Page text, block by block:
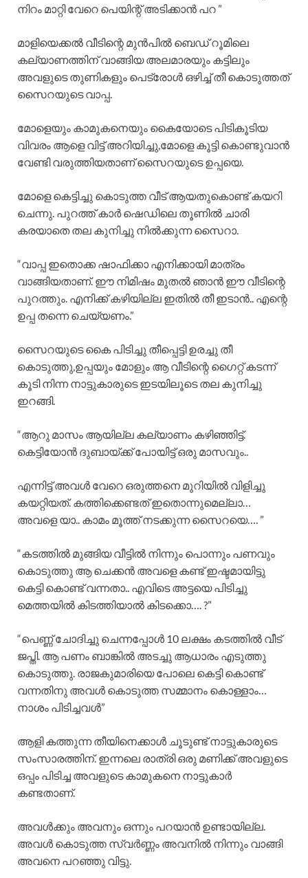
നിറം മാറ്റി വേറെ പെയിന്റ് അടിക്കാൻ പറ ”
മാളിയെക്കൽ വീടിന്റെ മുൻപിൽ ബെഡ് റൂമിലെ
കല്യാണത്തിന് വാങ്ങിയ അലമാരയും കട്ടിലും
അവളുടെ തുണികളും പെട്രോൾ ഒഴിച്ച് തീ കൊടുത്തത്
സൈറയുടെ വാപ്പ.
മോളെയും കാമുകനെയും കൈയോടെ പിടികൂടിയ
വിവരം ആളെ വിട്ട് അറിയിച്ചു,മോളെ കൂട്ടി കൊണ്ടുവാൻ
വേണ്ടി വരുത്തിയതാണ് സൈറയുടെ ഉപ്പയെ.
മോളെ കെട്ടിച്ചു കൊടുത്ത വീട് ആയതുകൊണ്ട് കയറി
ചെന്നു. പുറത്ത് കാർ ഷെഡിലെ തൂണിൽ ചാരി
കരയാതെ തല കുനിച്ചു നിൽക്കുന്ന സൈറാ.
“വാപ്പ ഇതൊക്ക ഷാഫിക്കാ എനിക്കായി മാത്രം
വാങ്ങിയതാണ്‌. ഈ നിമിഷം മുതൽ ഞാൻ ഈ വീടിന്റെ
പുറത്തും. എനിക്ക് കഴിയില്ല ഇതിൽ തീ ഇടാൻ.. എന്റെ
ഉപ്പ തന്നെ ചെയ്യണം.”
സൈറയുടെ കൈ പിടിച്ചു തീപ്പെട്ടി ഉരച്ചു തീ
കൊടുത്തു,ഉപ്പയും മോളും ആ വീടിന്റെ ഗൈറ്റ് കടന്ന്
കൂടി നിന്ന നാട്ടുകാരുടെ ഇടയിലൂടെ തല കുനിച്ചു
ഇറങ്ങി.
“ആറു മാസം ആയില്ല കല്യാണം കഴിഞ്ഞിട്ട്.
കെട്ടിയോൻ ദുബായ്ക്ക് പോയിട്ട് ഒരു മാസവും..
എന്നിട്ട് അവൾ വേറെ ഒരുത്തനെ മുറിയിൽ വിളിച്ചു
കയറ്റിയത്. കത്തിക്കെണ്ടത് ഇതൊന്നുമെല്ലാ…
അവളെ യാ.. കാമം മൂത്ത് നടക്കുന്ന സൈറയെ…. ”
“കടത്തിൽ മുങ്ങിയ വീട്ടിൽ നിന്നും പൊന്നും പണവും
കൊടുത്തു ആ ചെക്കൻ അവളെ കണ്ട് ഇഷ്ടമായിട്ടു
കെട്ടി കൊണ്ട് വന്നതാ.. എവിടെ അട്ടയെ പിടിച്ചു
മെത്തയിൽ കിടത്തിയാൽ കിടക്കൊ…. ?”
“പെണ്ണ് ചോദിച്ചു ചെന്നപ്പോൾ 10 ലക്ഷം കടത്തിൽ വീട്
ജപ്തി. ആ പണം ബാങ്കിൽ അടച്ചു ആധാരം എടുത്തു
കൊടുത്തു. രാജകുമാരിയെ പോലെ കെട്ടി കൊണ്ട്
വന്നതിനു അവൾ കൊടുത്ത സമ്മാനം കൊള്ളാം…
നാശം പിടിച്ചവൾ”
ആളി കത്തുന്ന തീയിനെക്കാൾ ചൂടുണ്ട് നാട്ടുകാരുടെ
സംസാരത്തിന്. ഇന്നലെ രാത്രി ഒരു മണിക്ക് അവളുടെ
ഒപ്പം പിടിച്ച അവളുടെ കാമുകനെ നാട്ടുകാർ
കണ്ടതാണ്.
അവൾക്കും അവനും ഒന്നും പറയാൻ ഉണ്ടായില്ല.
അവൾ കൊടുത്ത സ്വർണ്ണം അവനിൽ നിന്നും വാങ്ങി
അവനെ പറഞ്ഞു വിട്ടു.